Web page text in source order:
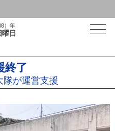
）年
日
終了
隊が運営支援